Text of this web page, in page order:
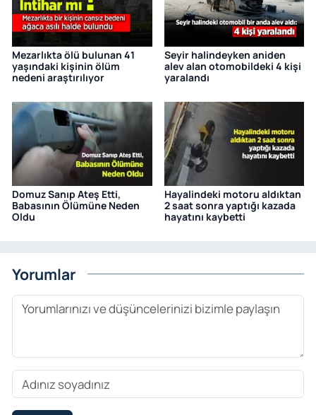
Mezarlıkta ölü bulunan 41
yaşındaki kişinin ölüm
nedeni araştırılıyor
Seyir halindeyken aniden
alev alan otomobildeki 4 kişi
yaralandı
Domuz Sanıp Ateş Etti,
Babasının Ölümüne Neden
Oldu
Hayalindeki motoru aldıktan
2 saat sonra yaptığı kazada
hayatını kaybetti
Yorumlar